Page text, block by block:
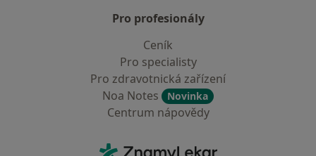
Pro profesionály
Ceník
Pro specialisty
Pro zdravotnická zařízení
Noa Notes
Novinka
Centrum nápovědy
ZnamyLekar - Hlavní stránka